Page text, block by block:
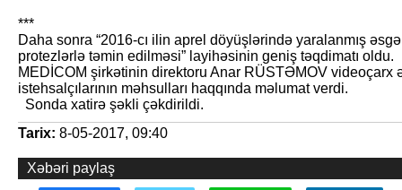
***
Daha sonra “2016-cı ilin aprel döyüşlərində yaralanmış
protezlərlə təmin edilməsi” layihəsinin geniş təqdimatı oldu.
MEDİCOM şirkətinin direktoru Anar RÜSTƏMOV videoçarx
istehsalçılarının məhsulları haqqında məlumat verdi.
Sonda xatirə şəkli çəkdirildi.
Tarix: 8-05-2017, 09:40
Xəbəri paylaş